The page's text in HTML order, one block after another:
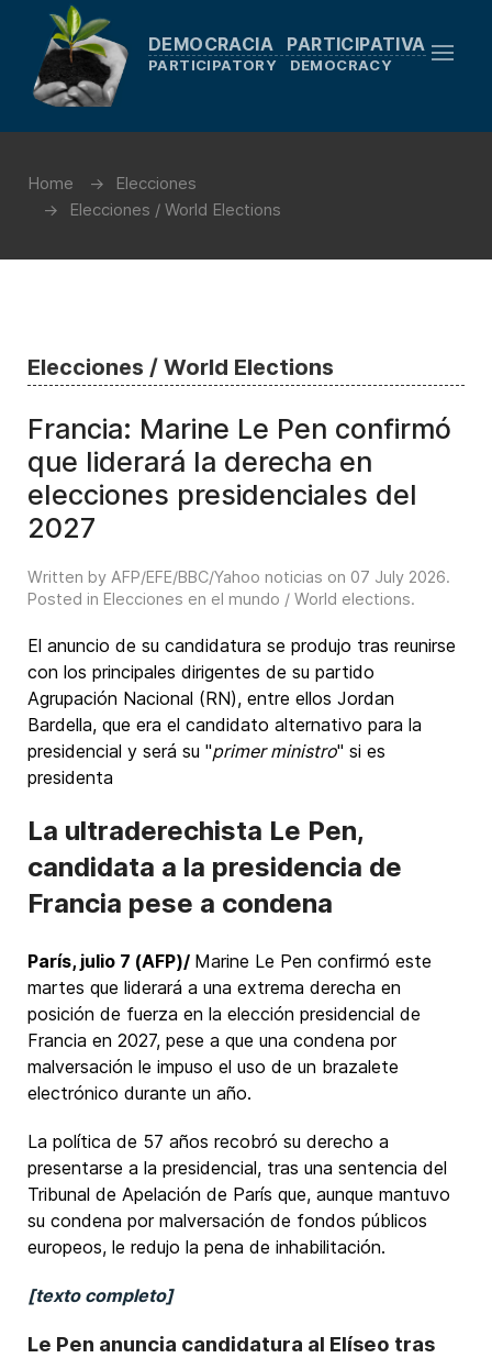
DEMOCRACIA PARTICIPATIVA
PARTICIPATORY DEMOCRACY
Home
Elecciones
Elecciones / World Elections
Elecciones / World Elections
Francia: Marine Le Pen confirmó
que liderará la derecha en
elecciones presidenciales del
2027
Written by AFP/EFE/BBC/Yahoo noticias on 07 July 2026.
Posted in Elecciones en el mundo / World elections.
El anuncio de su candidatura se produjo tras reunirse
con los principales dirigentes de su partido
Agrupación Nacional (RN), entre ellos Jordan
Bardella, que era el candidato alternativo para la
presidencial y será su "primer ministro" si es
presidenta
La ultraderechista Le Pen,
candidata a la presidencia de
Francia pese a condena
París, julio 7 (AFP)/ Marine Le Pen confirmó este
martes que liderará a una extrema derecha en
posición de fuerza en la elección presidencial de
Francia en 2027, pese a que una condena por
malversación le impuso el uso de un brazalete
electrónico durante un año.
La política de 57 años recobró su derecho a
presentarse a la presidencial, tras una sentencia del
Tribunal de Apelación de París que, aunque mantuvo
su condena por malversación de fondos públicos
europeos, le redujo la pena de inhabilitación.
[texto completo]
Le Pen anuncia candidatura al Elíseo tras